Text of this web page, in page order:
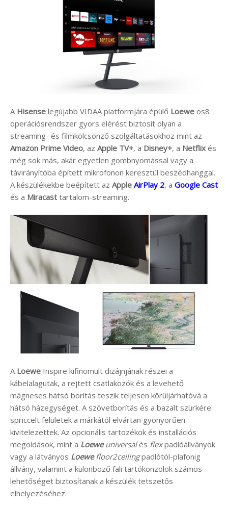
A Hisense legújabb VIDAA platformjára épülő Loewe os8
operációsrendszer gyors elérést biztosít olyan a
streaming- és filmkölcsönző szolgáltatásokhoz mint az
Amazon Prime Video, az Apple TV+, a Disney+, a Netflixés
még sok más, akár egyetlen gombnyomással vagy a
távirányítóba épített mikrofonon keresztül beszédhanggal.
A készülékekbe beépített az Apple AirPlay 2, a Google Cast
és a Miracast tartalom-streaming.
A Loewe Inspire kifinomult dizájnjának részei a
kábelalagutak, a rejtett csatlakozók és a levehető
mágneses hátsó borítás teszik teljesen körüljárhatóvá a
hátsó házegységet. A szövetborítás és a bazalt szürkére
spriccelt felületek a márkától elvártan gyönyörűen
kivitelezettek. Az opcionális tartozékok és installációs
megoldások, mint a Loeweuniversalés flexpadlóállványok
vagy a látványos Loewefloor2ceilingpadlótól-plafonig
állvány, valamint a különböző fali tartókonzolok számos
lehetőséget biztosítanak a készülék tetszetős
elhelyezéséhez.